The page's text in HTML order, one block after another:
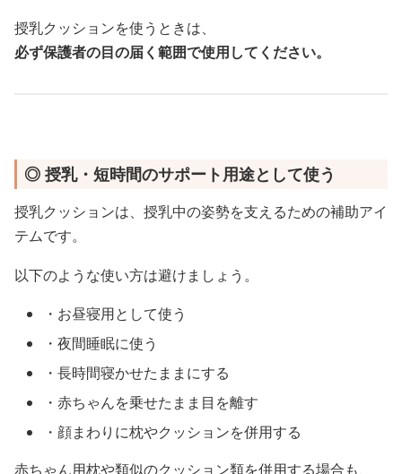
授乳クッションを使うときは、
必ず保護者の目の届く範囲で使用してください。
◎ 授乳・短時間のサポート用途として使う
授乳クッションは、授乳中の姿勢を支えるための補助アイ
テムです。
以下のような使い方は避けましょう。
・お昼寝用として使う
・夜間睡眠に使う
・長時間寝かせたままにする
・赤ちゃんを乗せたまま目を離す
・顔まわりに枕やクッションを併用する
赤ちゃん用枕や類似のクッション類を併用する場合も、